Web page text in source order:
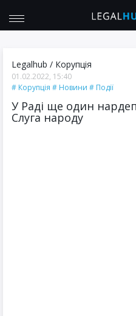
Legalhub / Корупція
01.02.2022, 15:40
Корупція
Новини Події
У Раді ще один
Слуга народу